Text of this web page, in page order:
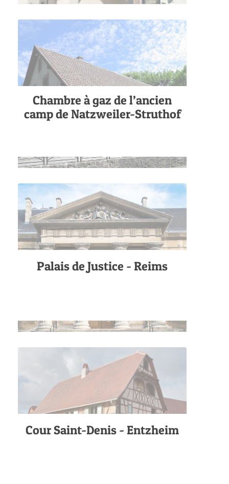
Chambre à gaz de l’ancien
camp de Natzweiler-Struthof
Palais de Justice - Reims
Cour Saint-Denis - Entzheim